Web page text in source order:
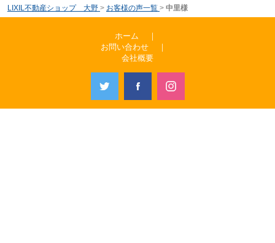
LIXIL不動産ショップ 大野 > お客様の声一覧 > 中里様
ホーム
｜
お問い合わせ
｜
会社概要